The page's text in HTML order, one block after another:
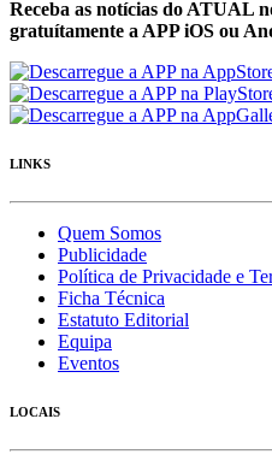
Receba as notícias do ATUAL
gratuítamente a APP iOS ou
LINKS
Quem Somos
Publicidade
Política de Privacidade e
Ficha Técnica
Estatuto Editorial
Equipa
Eventos
LOCAIS